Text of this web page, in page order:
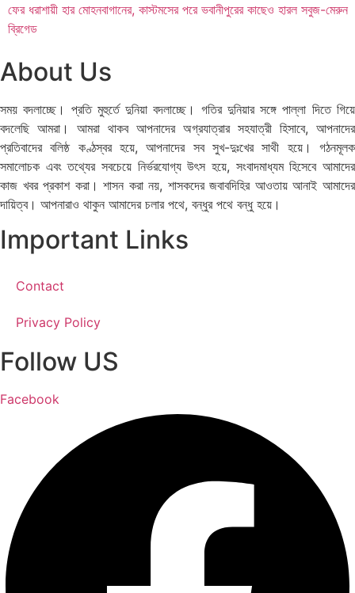
ফের ধরাশায়ী হার মোহনবাগানের, কাস্টমসের পরে ভবানীপুরের কাছেও হারল সবুজ-মেরুন
ব্রিগেড
About Us
সময় বদলাচ্ছে। প্রতি মুহুর্তে দুনিয়া বদলাচ্ছে। গতির দুনিয়ার সঙ্গে পাল্লা দিতে গিয়ে
বদলেছি আমরা। আমরা থাকব আপনাদের অগ্রযাত্রার সহযাত্রী হিসাবে, আপনাদের
প্রতিবাদের বলিষ্ঠ কণ্ঠস্বর হয়ে, আপনাদের সব সুখ-দুঃখের সাথী হয়ে। গঠনমূলক
সমালোচক এবং তথ্যের সবচেয়ে নির্ভরযোগ্য উ‍ৎস হয়ে, সংবাদমাধ্যম হিসেবে আমাদের
কাজ খবর প্রকাশ করা। শাসন করা নয়, শাসকদের জবাবদিহির আওতায় আনাই আমাদের
দায়িত্ব। আপনারাও থাকুন আমাদের চলার পথে, বন্ধুর পথে বন্ধু হয়ে।
Important Links
Contact
Privacy Policy
Follow US
Facebook